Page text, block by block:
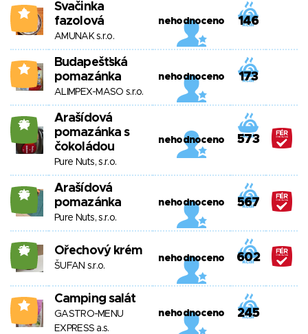
3
Svačinka
fazolová
AMUNAK s.r.o.
nehodnoceno 146
4
Budapešťská
pomazánka
ALIMPEX-MASO s.r.o.
nehodnoceno 173
26
Arašídová
pomazánka s
čokoládou
Pure Nuts, s.r.o.
nehodnoceno 573
26
Arašídová
pomazánka
Pure Nuts, s.r.o.
nehodnoceno 567
26 Ořechový krém
ŠUFAN s.r.o.
nehodnoceno 602
4 Camping salát
GASTRO-MENU
EXPRESS a.s.
nehodnoceno 245